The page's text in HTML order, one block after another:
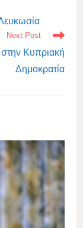
Next Post
Κυπριακή
Δημοκρατία